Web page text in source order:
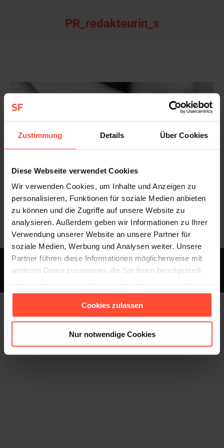
Zustimmung Details Über Cookies
Diese Webseite verwendet Cookies
Wir verwenden Cookies, um Inhalte und Anzeigen zu
personalisieren, Funktionen für soziale Medien anbieten
zu können und die Zugriffe auf unsere Website zu
analysieren. Außerdem geben wir Informationen zu Ihrer
Verwendung unserer Website an unsere Partner für
soziale Medien, Werbung und Analysen weiter. Unsere
Partner führen diese Informationen möglicherweise mit
weiteren Daten zusammen, die Sie ihnen bereitgestellt
gesammelt haben.
Cookies zulassen
Nur notwendige Cookies
PR_redakteurin_s
STURMFEST - Berater für Kommunikation - © 2013 - 2026